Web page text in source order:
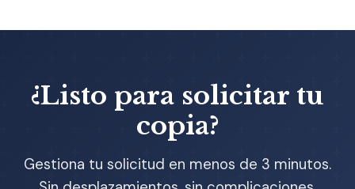
¿Listo para solicitar tu
copia?
Gestiona tu solicitud en menos de 3 minutos.